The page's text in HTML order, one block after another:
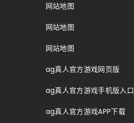
网站地图
网站地图
网站地图
ag真人官方游戏网页版
ag真人官方游戏手机版入口
ag真人官方游戏APP下载